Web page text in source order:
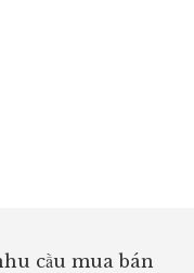
cầu mua bán